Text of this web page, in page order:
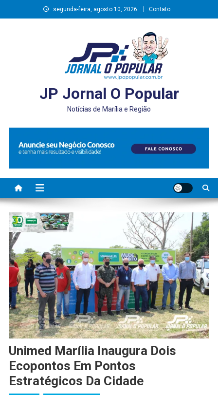
to
segunda-feira, agosto 10, 2026 Contato
JP Jornal O Popular
Notícias de Marília e Região
Unimed Marília Inaugura Dois
Ecopontos Em Pontos
Estratégicos Da Cidade